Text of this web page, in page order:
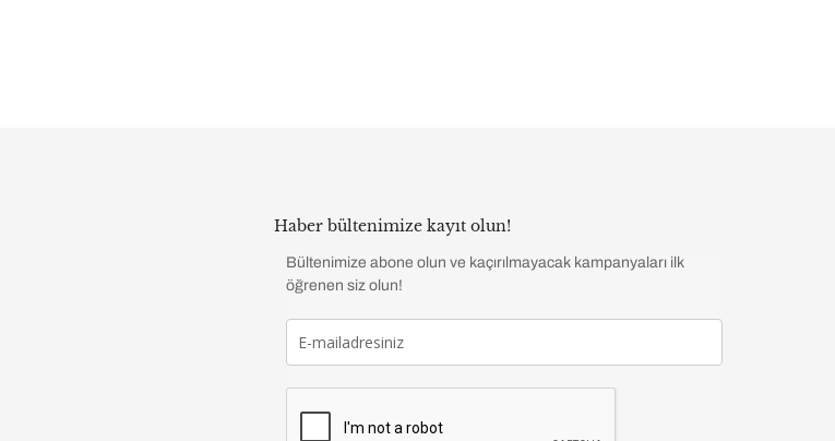
Haber bültenimize kayıt olun!
Bültenimize abone olun ve kaçırılmayacak kampanyaları ilk
öğrenen siz olun!